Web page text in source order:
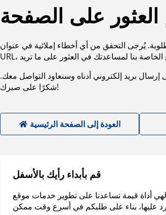
العثور على الصفحة
يُرجى التحقق من أي أخطاء إملائية في عنوان
بريد إلكتروني أدناه وسنعاود التواصل معك.
شكرًا على صبرك!
العودة إلى الصفحة الرئيسية
قم بأبداء رأيك بالأسفل
لهي أداة قيمة تساعدنا على تطوير خدمات موقع